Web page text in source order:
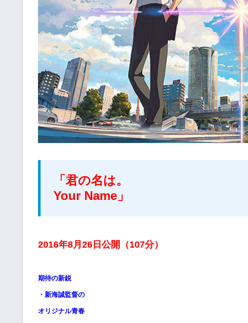
「君の名は。
Your Name」
2016年8月26日公開（107分）
期待の新鋭
・新海誠監督の
オリジナル青春